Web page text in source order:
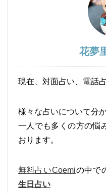
花夢
現在、対面占い、電話
様々な占いについて分
一人でも多くの方の悩
おります。
無料占いCoemiの中で
生日占い